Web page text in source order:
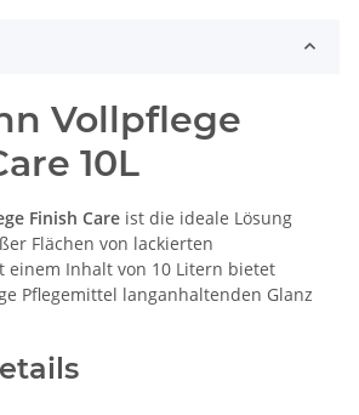
Vollpflege
10L
Finish Care ist die ideale Lösung
Flächen von lackierten
einem Inhalt von 10 Litern bietet
Pflegemittel langanhaltenden Glanz